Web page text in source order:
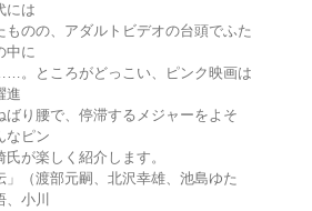
には
ものの、アダルトビデオの台頭でふた
中に
。ところがどっこい、ピンク映画は
進
ばり腰で、停滞するメジャーをよそ
なピン
が楽しく紹介します。
（渡部元嗣、北沢幸雄、池島ゆた
小川